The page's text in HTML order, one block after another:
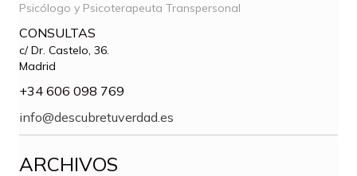
Psicólogo y Psicoterapeuta Transpersonal
CONSULTAS
c/ Dr. Castelo, 36.
Madrid
+34 606 098 769
info@descubretuverdad.es
ARCHIVOS